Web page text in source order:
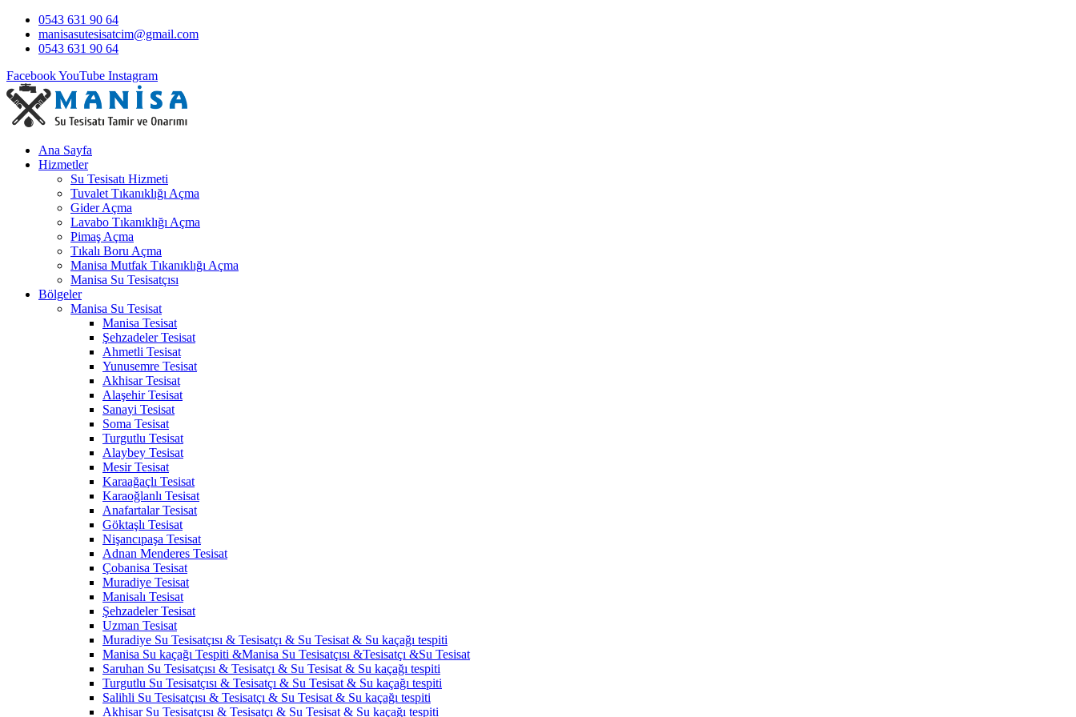
0543 631 90 64
manisasutesisatcim@gmail.com
0543 631 90 64
FacebookYouTube Instagram
Ana Sayfa
Hizmetler
Su Tesisatı Hizmeti
Tuvalet Tıkanıklığı Açma
Gider Açma
Lavabo Tıkanıklığı Açma
Pimaş Açma
Tıkalı Boru Açma
Manisa Mutfak Tıkanıklığı Açma
Manisa Su Tesisatçısı
Bölgeler
Manisa Su Tesisat
Manisa Tesisat
Şehzadeler Tesisat
Ahmetli Tesisat
Yunusemre Tesisat
Akhisar Tesisat
Alaşehir Tesisat
Sanayi Tesisat
Soma Tesisat
Turgutlu Tesisat
Alaybey Tesisat
Mesir Tesisat
Karaağaçlı Tesisat
Karaoğlanlı Tesisat
Anafartalar Tesisat
Göktaşlı Tesisat
Nişancıpaşa Tesisat
Adnan Menderes Tesisat
Çobanisa Tesisat
Muradiye Tesisat
Manisalı Tesisat
Şehzadeler Tesisat
Uzman Tesisat
Muradiye Su Tesisatçısı & Tesisatçı & Su Tesisat & Su kaçağı tespiti
Manisa Su kaçağı Tespiti &Manisa Su Tesisatçısı &Tesisatçı &Su Tesisat
Saruhan Su Tesisatçısı & Tesisatçı & Su Tesisat & Su kaçağı tespiti
Turgutlu Su Tesisatçısı & Tesisatçı & Su Tesisat & Su kaçağı tespiti
Salihli Su Tesisatçısı & Tesisatçı & Su Tesisat & Su kaçağı tespiti
Akhisar Su Tesisatçısı & Tesisatçı & Su Tesisat & Su kaçağı tespiti